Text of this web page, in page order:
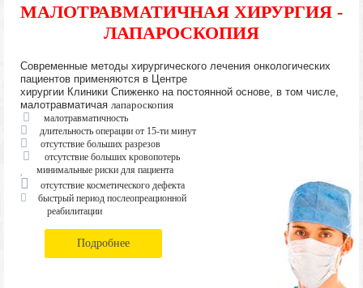
МАЛОТРАВМАТИЧНАЯ ХИРУРГИЯ -
ЛАПАРОСКОПИЯ
Современные методы хирургического лечения онкологических
пациентов применяются в Центре
хирургии Клиники Спиженко на постоянной основе, в том числе,
малотравматичая лапароскопия
малотравматичность
длительность операции от 15-ти минут
отсутствие больших разрезов
отсутствие больших кровопотерь
минимальные риски для пациента
отсутствие косметического дефекта
быстрый период послеопреационной
реабилитации
Подробнее